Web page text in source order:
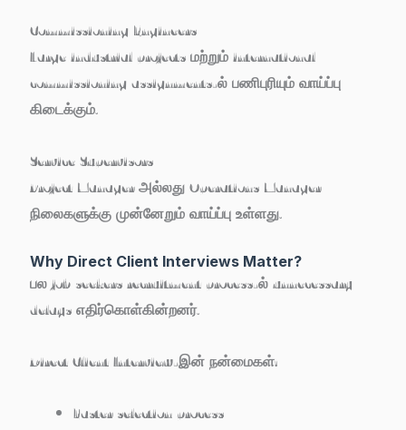
Commissioning Engineers
Large industrial projects மற்றும் international
commissioning assignments-ல் பணிபுரியும் வாய்ப்பு
கிடைக்கும்.
Service Supervisors
Project Manager அல்லது Operations Manager
நிலைகளுக்கு முன்னேறும் வாய்ப்பு உள்ளது.
Why Direct Client Interviews Matter?
பல job seekers recruitment process-ல் unnecessary
delays எதிர்கொள்கின்றனர்.
Direct Client Interview-இன் நன்மைகள்:
Faster selection process